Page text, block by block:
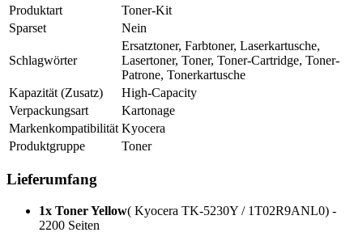
Produktart
Toner-Kit
Sparset
Nein
Schlagwörter
Ersatztoner, Farbtoner, Laserkartusche,
Lasertoner, Toner, Toner-Cartridge, Toner-
Patrone, Tonerkartusche
Kapazität (Zusatz)
High-Capacity
Verpackungsart
Kartonage
Markenkompatibilität Kyocera
Produktgruppe
Toner
Lieferumfang
1x Toner Yellow( Kyocera TK-5230Y / 1T02R9ANL0) -
2200 Seiten